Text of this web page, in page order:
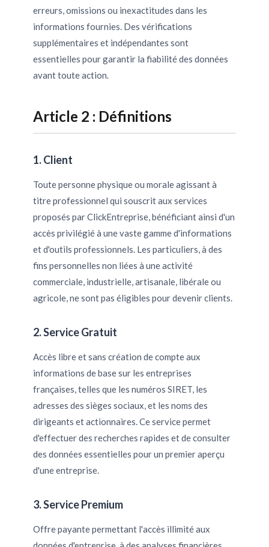
erreurs, omissions ou inexactitudes dans les
informations fournies. Des vérifications
supplémentaires et indépendantes sont
essentielles pour garantir la fiabilité des données
avant toute action.
Article 2 : Définitions
1. Client
Toute personne physique ou morale agissant à
titre professionnel qui souscrit aux services
proposés par ClickEntreprise, bénéficiant ainsi d'un
accès privilégié à une vaste gamme d'informations
et d'outils professionnels. Les particuliers, à des
fins personnelles non liées à une activité
commerciale, industrielle, artisanale, libérale ou
agricole, ne sont pas éligibles pour devenir clients.
2. Service Gratuit
Accès libre et sans création de compte aux
informations de base sur les entreprises
françaises, telles que les numéros SIRET, les
adresses des sièges sociaux, et les noms des
dirigeants et actionnaires. Ce service permet
d'effectuer des recherches rapides et de consulter
des données essentielles pour un premier aperçu
d'une entreprise.
3. Service Premium
Offre payante permettant l'accès illimité aux